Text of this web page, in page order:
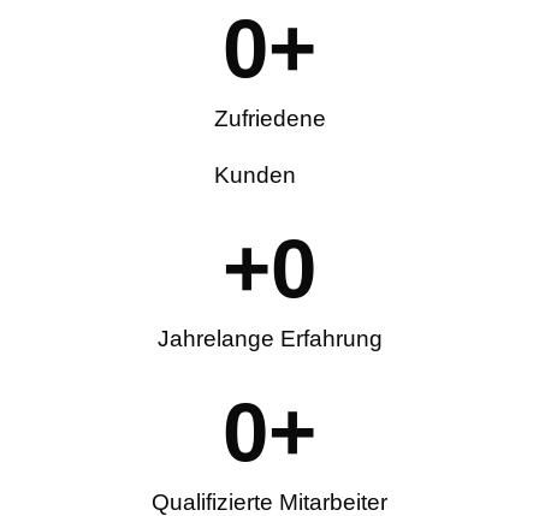
Zufriedene
Kunden
0+
Jahrelange Erfahrung
+0
Qualifizierte Mitarbeiter
0+